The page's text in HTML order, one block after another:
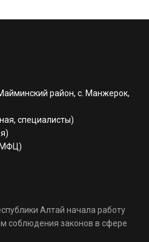
район, с. Манжерок,
специалисты)
МФЦ)
Алтай начала работу
соблюдения законов в сфере